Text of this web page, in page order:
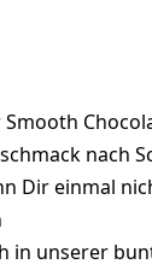
nach
Dir einmal
in unserer